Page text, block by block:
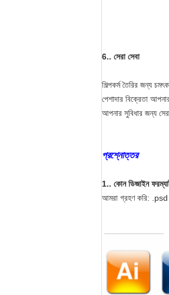
6.. সেরা সেবা
শিল্পকর্ম তৈরির জন্য
পেশাদার বিক্রেতা
আপনার সুবিধার জন্য
প্রশ্নোত্তর
1.. কোন ডিজাইন
আমরা গ্রহণ করি: